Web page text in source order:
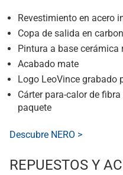
Revestimiento en acero
Copa de salida en
Pintura a base
Acabado mate
Logo LeoVince grabado
Cárter para-calor de
paquete
Descubre NERO >
REPUESTOS Y